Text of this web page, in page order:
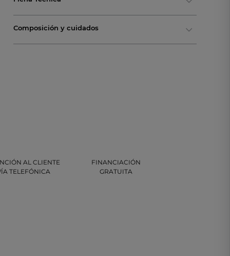
Composición y cuidados
AL CLIENTE
TELEFÓNICA
FINANCIACIÓN
GRATUITA